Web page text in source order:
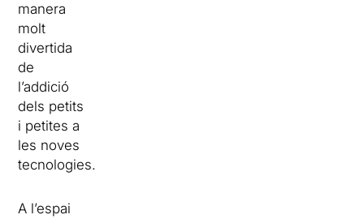
manera
molt
divertida
de
l’addició
dels petits
i petites a
les noves
tecnologies.
A l’espai